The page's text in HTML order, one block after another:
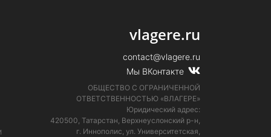
vlagere.ru
contact@vlagere.ru
Мы ВКонтакте
ОБЩЕСТВО С ОГРАНИЧЕННОЙ
ОТВЕТСТВЕННОСТЬЮ «ВЛАГЕРЕ»
Юридический адрес:
420500, Татарстан, Верхнеуслонский р-н,
г. Иннополис, ул. Университетская,